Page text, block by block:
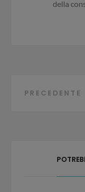
della
PRECEDENTE